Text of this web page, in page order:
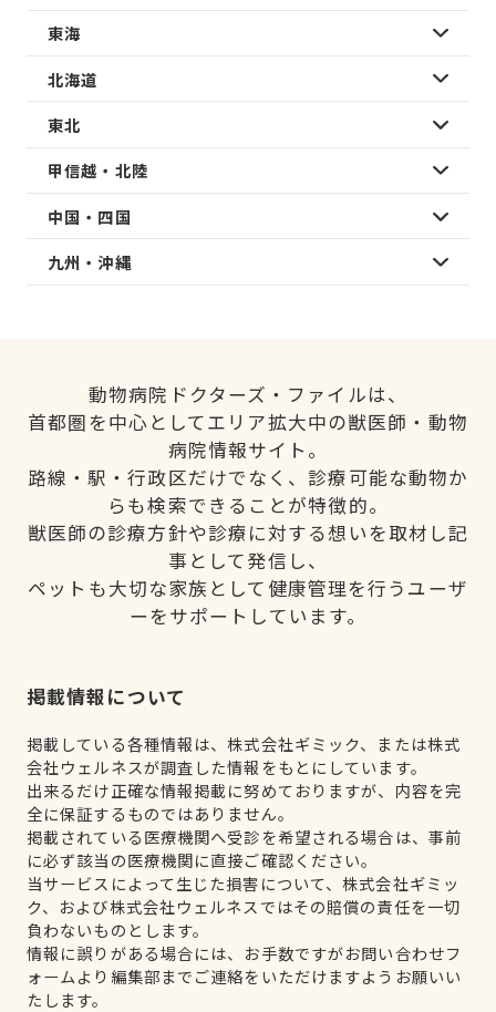
東海
北海道
東北
甲信越・北陸
中国・四国
九州・沖縄
動物病院ドクターズ・ファイルは、
首都圏を中心としてエリア拡大中の獣医師・動物
病院情報サイト。
路線・駅・行政区だけでなく、診療可能な動物か
らも検索できることが特徴的。
獣医師の診療方針や診療に対する想いを取材し記
事として発信し、
ペットも大切な家族として健康管理を行うユーザ
ーをサポートしています。
掲載情報について
掲載している各種情報は、株式会社ギミック、または株式
会社ウェルネスが調査した情報をもとにしています。
出来るだけ正確な情報掲載に努めておりますが、内容を完
全に保証するものではありません。
掲載されている医療機関へ受診を希望される場合は、事前
に必ず該当の医療機関に直接ご確認ください。
当サービスによって生じた損害について、株式会社ギミッ
ク、および株式会社ウェルネスではその賠償の責任を一切
負わないものとします。
情報に誤りがある場合には、お手数ですがお問い合わせフ
ォームより編集部までご連絡をいただけますようお願いい
たします。